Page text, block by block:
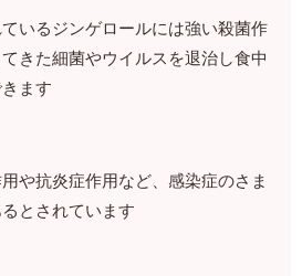
いるジンゲロールには強い殺菌作
きた細菌やウイルスを退治し食中
ます
や抗炎症作用など、感染症のさま
とされています